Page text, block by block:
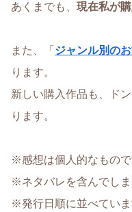
あくまでも、 現在私が
また、「 ジャンル別の
ります。
新しい購入作品も、ド
ります。
※感想は個人的なもので
※ネタバレを含んでしま
※発行日順に並べていま